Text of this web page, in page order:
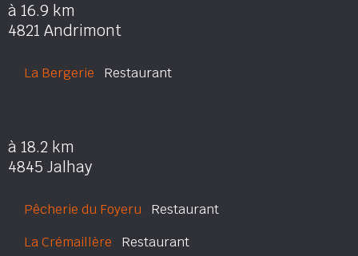
à 16.9 km
4821 Andrimont
La Bergerie Restaurant
à 18.2 km
4845 Jalhay
Pêcherie du Foyeru Restaurant
La Crémaillère Restaurant